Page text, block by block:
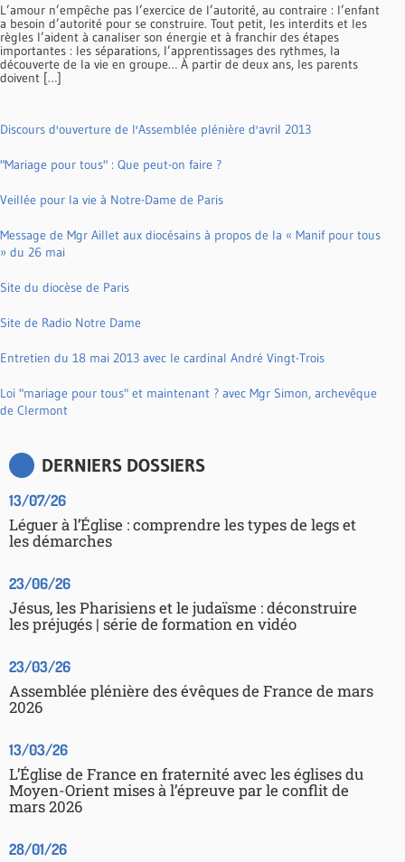
L’amour n’empêche pas l’exercice de l’autorité, au contraire : l’enfant
a besoin d’autorité pour se construire. Tout petit, les interdits et les
règles l’aident à canaliser son énergie et à franchir des étapes
importantes : les séparations, l’apprentissages des rythmes, la
découverte de la vie en groupe… À partir de deux ans, les parents
doivent […]
Discours d'ouverture de l'Assemblée plénière d'avril 2013
"Mariage pour tous" : Que peut-on faire ?
Veillée pour la vie à Notre-Dame de Paris
Message de Mgr Aillet aux diocésains à propos de la « Manif pour tous
» du 26 mai
Site du diocèse de Paris
Site de Radio Notre Dame
Entretien du 18 mai 2013 avec le cardinal André Vingt-Trois
Loi "mariage pour tous" et maintenant ? avec Mgr Simon, archevêque
de Clermont
DERNIERS DOSSIERS
13/07/26
Léguer à l’Église : comprendre les types de legs et
les démarches
23/06/26
Jésus, les Pharisiens et le judaïsme : déconstruire
les préjugés | série de formation en vidéo
23/03/26
Assemblée plénière des évêques de France de mars
2026
13/03/26
L’Église de France en fraternité avec les églises du
Moyen-Orient mises à l’épreuve par le conflit de
mars 2026
28/01/26